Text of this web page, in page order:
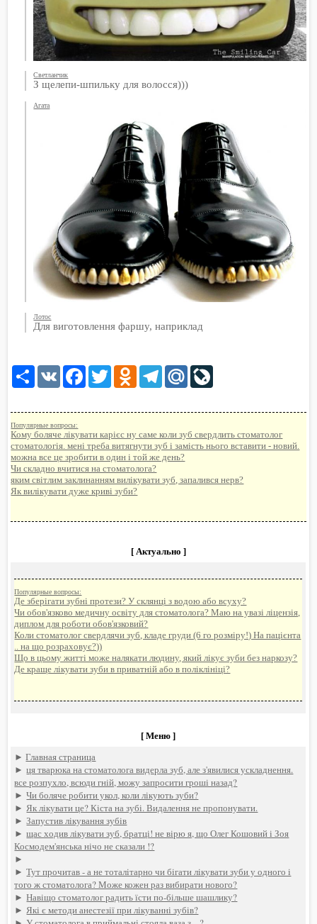
Светланчик
З щелепи-шпильку для волосся)))
Агата
Лотос
Для виготовлення фаршу, наприклад
Share VK Facebook
TwitterOdnoklassniki
TelegramMail.Ru
Популярные вопросы:
Кому боляче лікувати карієс ну саме коли зуб свердлить стоматолог
стоматологія. мені треба витягнути зуб і замість нього вставити - новий.
можна все це зробити в один і той же день?
Чи складно вчитися на стоматолога?
яким світлим заклинанням вилікувати зуб, запалився нерв?
Як вилікувати дуже криві зуби?
[ Актуально ]
Популярные вопросы:
Де зберігати зубні протези? У склянці з водою або всуху?
Чи обов'язково медичну освіту для стоматолога? Маю на увазі ліцензія,
диплом для роботи обов'язковий?
Коли стоматолог свердлячи зуб, кладе груди (6 го розміру!) На пацієнта
.. на що розраховує?))
Що в цьому житті може налякати людину, який лікує зуби без наркозу?
Де краще лікувати зуби в приватній або в поліклініці?
[ Меню ]
►Главная страница
►ця тварюка на стоматолога видерла зуб, але з'явилися ускладнення.
все розпухло, всюди гній, можу запросити гроші назад?
►Чи боляче робити укол, коли лікують зуби?
►Як лікувати це? Кіста на зубі. Видалення не пропонувати.
►Запустив лікування зубів
►щас ходив лікувати зуб, братці! не вірю я, що Олег Кошовий і Зоя
Космодем'янська нічо не сказали !?
►
►Тут прочитав - а не тоталітарно чи бігати лікувати зуби у одного і
того ж стоматолога? Може кожен раз вибирати нового?
►Навіщо стоматолог радить їсти по-більше шашлику?
►Які є методи анестезії при лікуванні зубів?